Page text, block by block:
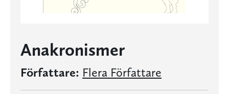
Anakronismer
Författare: Flera Författare